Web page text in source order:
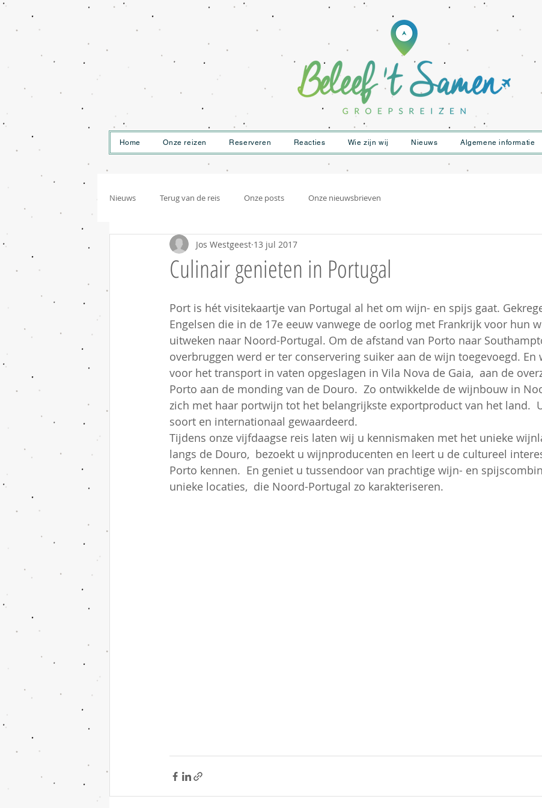
Home Onze reizen Reserveren Reacties Wie zijn wij Nieuws Algemene informatie
Nieuws Terug van de reis Onze posts Onze nieuwsbrieven
Culinair genieten in Portugal
Jos Westgeest 13 jul 2017
Port is hét visitekaartje van Portugal al het om wijn- en spijs gaat.
Engelsen die in de 17e eeuw vanwege de oorlog met Frankrijk voor hun
uitweken naar Noord-Portugal. Om de afstand van Porto naar
overbruggen werd er ter conservering suiker aan de wijn toegevoegd. En
voor het transport in vaten opgeslagen in Vila Nova de Gaia,  aan de
Porto aan de monding van de Douro.  Zo ontwikkelde de wijnbouw in
zich met haar portwijn tot het belangrijkste exportproduct van het land.
soort en internationaal gewaardeerd.
Tijdens onze vijfdaagse reis laten wij u kennismaken met het unieke
langs de Douro,  bezoekt u wijnproducenten en leert u de cultureel
Porto kennen.  En geniet u tussendoor van prachtige wijn- en
unieke locaties,  die Noord-Portugal zo karakteriseren.